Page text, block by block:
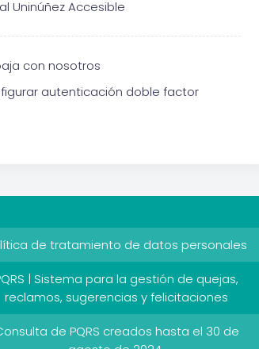
Uninúñez Accesible
con nosotros
autenticación doble factor
de tratamiento de datos personales
| Sistema para la gestión de quejas,
reclamos, sugerencias y felicitaciones
de PQRS creados hasta el 30 de